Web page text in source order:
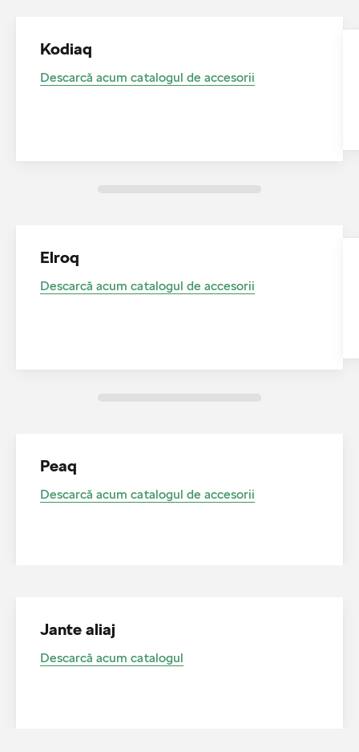
Kodiaq
Descarcă acum catalogul de accesorii
Elroq
Descarcă acum catalogul de accesorii
Peaq
Descarcă acum catalogul de accesorii
Jante aliaj
Descarcă acum catalogul